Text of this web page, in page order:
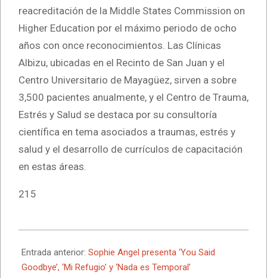
reacreditación de la Middle States Commission on
Higher Education por el máximo periodo de ocho
años con once reconocimientos. Las Clínicas
Albizu, ubicadas en el Recinto de San Juan y el
Centro Universitario de Mayagüez, sirven a sobre
3,500 pacientes anualmente, y el Centro de Trauma,
Estrés y Salud se destaca por su consultoría
científica en tema asociados a traumas, estrés y
salud y el desarrollo de currículos de capacitación
en estas áreas.
215
01-
27
Entrada anterior: Sophie Angel presenta ‘You Said
Goodbye’, ‘Mi Refugio’ y ‘Nada es Temporal’